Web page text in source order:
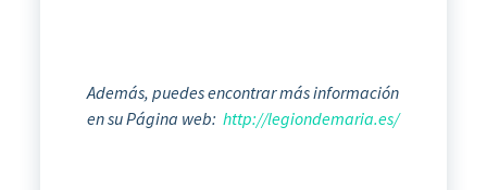
Además, puedes encontrar más información
en su Página web:http://legiondemaria.es/